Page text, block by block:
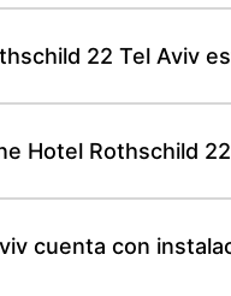
22 Tel Aviv
Hotel Rothschild
cuenta con